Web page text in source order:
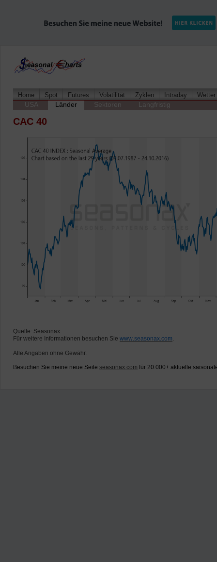
Home Spot Futures Volatilität Zyklen Intraday Wetter
USA Länder Sektoren Langfristig
CAC 40
Quelle: Seasonax
Für weitere Informationen besuchen Sie www.seasonax.com.
Alle Angaben ohne Gewähr.
Besuchen Sie meine neue Seite seasonax.com für 20.000+ aktuelle